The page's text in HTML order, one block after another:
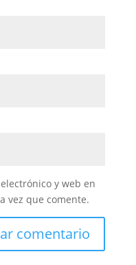
y web en
vez que comente.